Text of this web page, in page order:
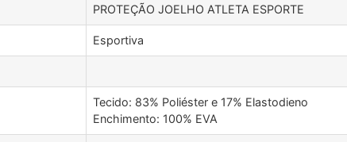
PROTEÇÃO JOELHO ATLETA ESPORTE
Esportiva
Tecido: 83% Poliéster e 17% Elastodieno
Enchimento: 100% EVA